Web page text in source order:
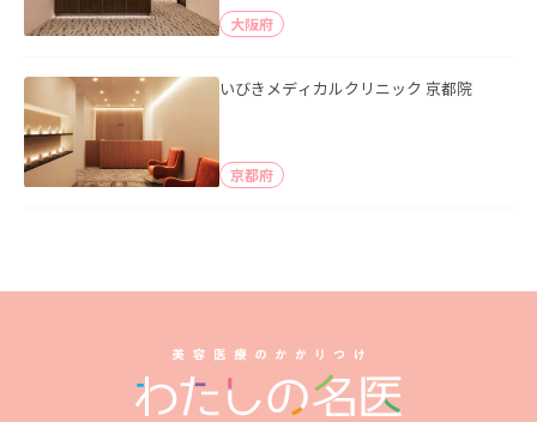
大阪府
いびきメディカルクリニック 京都院
京都府